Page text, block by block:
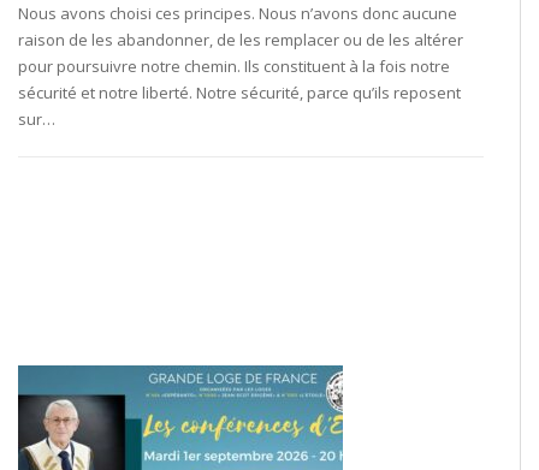
Nous avons choisi ces principes. Nous n’avons donc aucune
raison de les abandonner, de les remplacer ou de les altérer
pour poursuivre notre chemin. Ils constituent à la fois notre
sécurité et notre liberté. Notre sécurité, parce qu’ils reposent
sur…